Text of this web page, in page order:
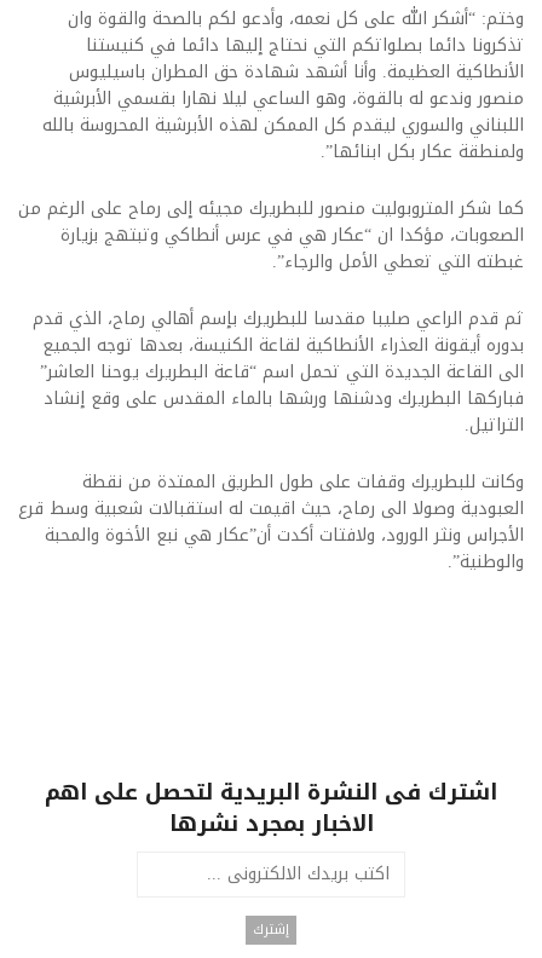
وختم: “أشكر الله على كل نعمه، وأدعو لكم بالصحة والقوة وان
تذكرونا دائما بصلواتكم التي نحتاج إليها دائما في كنيستنا
الأنطاكية العظيمة. وأنا أشهد شهادة حق المطران باسيليوس
منصور وندعو له بالقوة، وهو الساعي ليلا نهارا بقسمي الأبرشية
اللبناني والسوري ليقدم كل الممكن لهذه الأبرشية المحروسة بالله
ولمنطقة عكار بكل ابنائها”.
كما شكر المتروبوليت منصور للبطريرك مجيئه إلى رماح على الرغم من
الصعوبات، مؤكدا ان “عكار هي في عرس أنطاكي وتبتهج بزيارة
غبطته التي تعطي الأمل والرجاء”.
ثم قدم الراعي صليبا مقدسا للبطريرك بإسم أهالي رماح، الذي قدم
بدوره أيقونة العذراء الأنطاكية لقاعة الكنيسة، بعدها توجه الجميع
الى القاعة الجديدة التي تحمل اسم “قاعة البطريرك يوحنا العاشر”
فباركها البطريرك ودشنها ورشها بالماء المقدس على وقع إنشاد
التراتيل.
وكانت للبطريرك وقفات على طول الطريق الممتدة من نقطة
العبودية وصولا الى رماح، حيث اقيمت له استقبالات شعبية وسط قرع
الأجراس ونثر الورود، ولافتات أكدت أن”عكار هي نبع الأخوة والمحبة
والوطنية”.
اشترك فى النشرة البريدية لتحصل على اهم
الاخبار بمجرد نشرها